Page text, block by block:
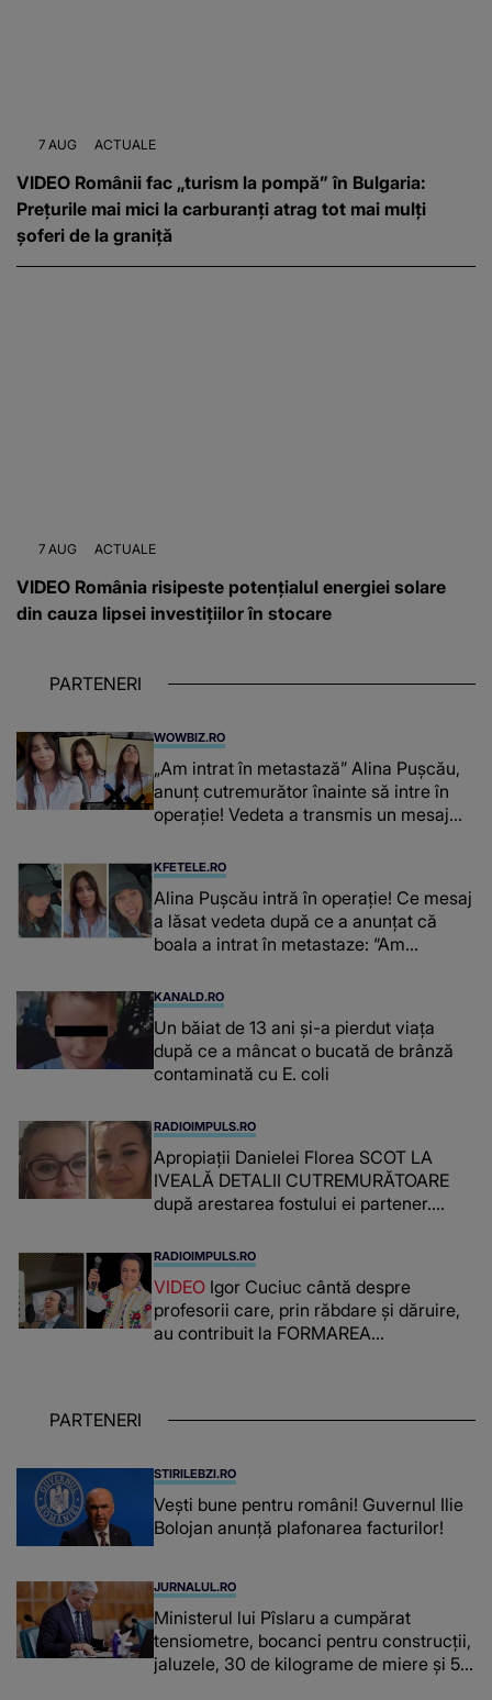
7 AUG ACTUALE
VIDEO Românii fac „turism la pompă” în Bulgaria:
Prețurile mai mici la carburanți atrag tot mai mulți
șoferi de la graniță
7 AUG ACTUALE
VIDEO România risipeste potențialul energiei solare
din cauza lipsei investițiilor în stocare
PARTENERI
WOWBIZ.RO
„Am intrat în metastază” Alina Pușcău,
anunț cutremurător înainte să intre în
operație! Vedeta a transmis un mesaj
KFETELE.RO
Alina Pușcău intră în operație! Ce mesaj
a lăsat vedeta după ce a anunțat că
boala a intrat în metastaze: “Am
KANALD.RO
Un băiat de 13 ani și-a pierdut viața
după ce a mâncat o bucată de brânză
contaminată cu E. coli
RADIOIMPULS.RO
Apropiații Danielei Florea SCOT LA
IVEALĂ DETALII CUTREMURĂTOARE
după arestarea fostului ei partener.
românca ucisă în Italia și ascunsă în
lada unui pat: " Îmi pare rău că nu am
reușit să fac mai mult pentru ea și..."
RADIOIMPULS.RO
VIDEO Igor Cuciuc cântă despre
profesorii care, prin răbdare și dăruire,
au contribuit la FORMAREA
chiar și după trecerea anilor: "De
PARTENERI
STIRILEBZI.RO
Vești bune pentru români! Guvernul Ilie
Bolojan anunță plafonarea facturilor!
JURNALUL.RO
Ministerul lui Pîslaru a cumpărat
tensiometre, bocanci pentru construcții,
jaluzele, 30 de kilograme de miere și 50